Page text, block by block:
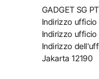
GADGET SG
Indirizzo ufficio
Indirizzo ufficio
Indirizzo
Jakarta 12190